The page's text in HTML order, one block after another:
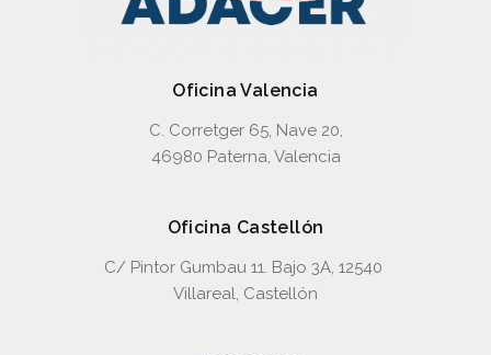
Oficina Valencia
C. Corretger 65, Nave 20,
46980 Paterna, Valencia
Oficina Castellón
C/ Pintor Gumbau 11. Bajo 3A, 12540
Villareal, Castellón